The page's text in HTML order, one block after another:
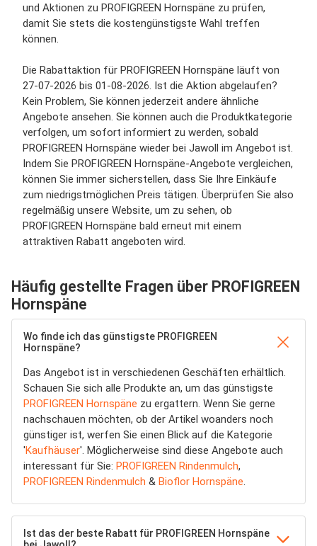
und Aktionen zu PROFIGREEN Hornspäne zu prüfen,
damit Sie stets die kostengünstigste Wahl treffen
können.
Die Rabattaktion für PROFIGREEN Hornspäne läuft von
27-07-2026 bis 01-08-2026. Ist die Aktion abgelaufen?
Kein Problem, Sie können jederzeit andere ähnliche
Angebote ansehen. Sie können auch die Produktkategorie
verfolgen, um sofort informiert zu werden, sobald
PROFIGREEN Hornspäne wieder bei Jawoll im Angebot ist.
Indem Sie PROFIGREEN Hornspäne-Angebote vergleichen,
können Sie immer sicherstellen, dass Sie Ihre Einkäufe
zum niedrigstmöglichen Preis tätigen. Überprüfen Sie also
regelmäßig unsere Website, um zu sehen, ob
PROFIGREEN Hornspäne bald erneut mit einem
attraktiven Rabatt angeboten wird.
Häufig gestellte Fragen über PROFIGREEN
Hornspäne
Wo finde ich das günstigste PROFIGREEN
Hornspäne?
Das Angebot ist in verschiedenen Geschäften erhältlich.
Schauen Sie sich alle Produkte an, um das günstigste
PROFIGREEN Hornspäne zu ergattern. Wenn Sie gerne
nachschauen möchten, ob der Artikel woanders noch
günstiger ist, werfen Sie einen Blick auf die Kategorie
'Kaufhäuser'. Möglicherweise sind diese Angebote auch
interessant für Sie: PROFIGREEN Rindenmulch,
PROFIGREEN Rindenmulch & Bioflor Hornspäne
Ist das der beste Rabatt für PROFIGREEN Hornspäne